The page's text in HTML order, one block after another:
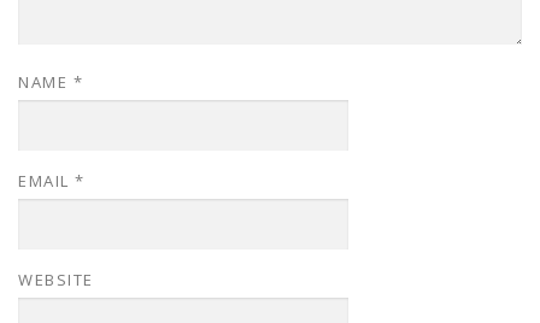
NAME *
EMAIL *
WEBSITE